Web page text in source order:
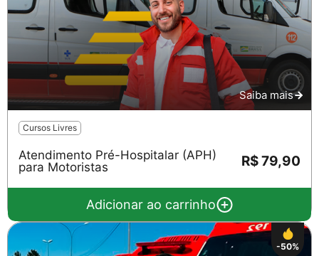
Saiba mais
Cursos Livres
Atendimento Pré-Hospitalar (APH)
para Motoristas
R$ 79,90
Adicionar ao carrinho
-50%